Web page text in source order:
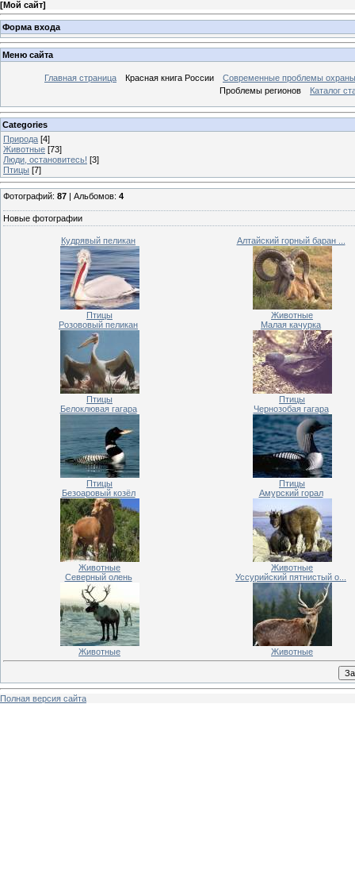
[Мой сайт]
Форма входа
Меню сайта
Главная страница Красная книга России
Современные проблемы
Проблемы регионов
Каталог
Categories
Природа [4]
Животные [73]
Люди, остановитесь! [3]
Птицы [7]
Фотографий: 87 | Альбомов: 4
Новые фотографии
Кудрявый пеликан
Птицы
Алтайский горный баран ...
Животные
Розововый пеликан
Птицы
Малая качурка
Птицы
Белоклювая гагара
Птицы
Чернозобая гагара
Птицы
Безоаровый козёл
Животные
Амурский горал
Животные
Северный олень
Животные
Уссурийский пятнистый о...
Животные
Полная версия сайта